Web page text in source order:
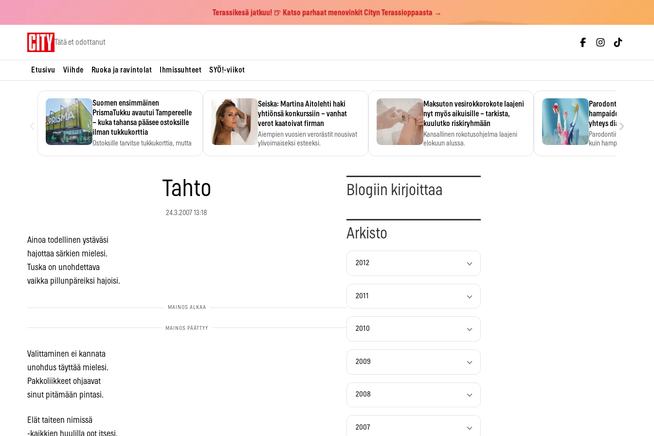
Terassikesä jatkuu! 🍺 Katso parhaat menovinkit Cityn Terassioppaasta →
Tätä et odottanut
Etusivu Viihde Ruoka ja ravintolat Ihmissuhteet SYÖ!-viikot
Suomen ensimmäinen
PrismaTukku avautui Tampereelle
– kuka tahansa pääsee ostoksille
ilman tukkukorttia
Ostoksille tarvitse tukkukorttia, mutta
Seiska: Martina Aitolehti haki
yhtiönsä konkurssiin – vanhat
verot kaatoivat firman
Aiempien vuosien verorästit nousivat
ylivoimaiseksi esteeksi.
Maksuton vesirokkorokote laajeni
nyt myös aikuisille – tarkista,
kuulutko riskiryhmään
Kansallinen rokotusohjelma laajeni
elokuun alussa.
Parodontiitti on
hampaiden
yhteys diabetekseen
Parodontiitti on
kuin hampaiden
›
Tahto
24.3.2007 13:18
Ainoa todellinen ystäväsi
hajottaa särkien mielesi.
Tuska on unohdettava
vaikka pillunpäreiksi hajoisi.
Valittaminen ei kannata
unohdus täyttää mielesi.
Pakkoliikkeet ohjaavat
sinut pitämään pintasi.
Elät taiteen nimissä
-kaikkien huulilla oot itsesi.
Blogiin kirjoittaa
Arkisto
2012
2011
2010
2009
2008
2007